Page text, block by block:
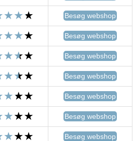
Besøg webshop
Besøg webshop
Besøg webshop
Besøg webshop
Besøg webshop
Besøg webshop
Besøg webshop